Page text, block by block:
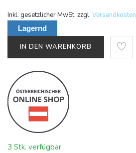
Inkl. gesetzlicher MwSt. zzgl. Versandkosten
Lagernd
IN DEN WARENKORB
3 Stk. verfügbar